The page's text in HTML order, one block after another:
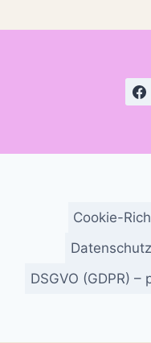
Cookie-
DSGVO (GDPR)